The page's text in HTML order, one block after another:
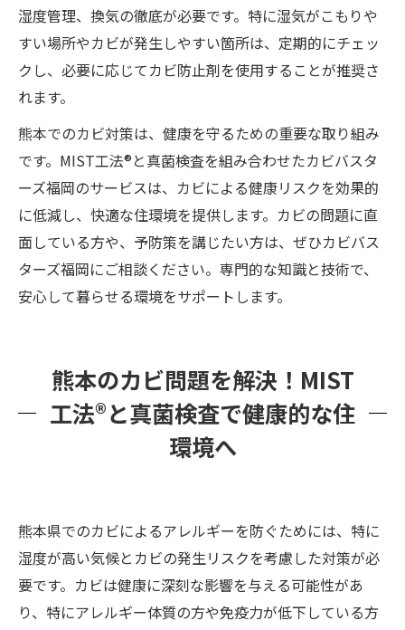
湿度管理、換気の徹底が必要です。特に湿気がこもりや
すい場所やカビが発生しやすい箇所は、定期的にチェッ
クし、必要に応じてカビ防止剤を使用することが推奨さ
れます。
熊本でのカビ対策は、健康を守るための重要な取り組み
です。MIST工法®と真菌検査を組み合わせたカビバスタ
ーズ福岡のサービスは、カビによる健康リスクを効果的
に低減し、快適な住環境を提供します。カビの問題に直
面している方や、予防策を講じたい方は、ぜひカビバス
ターズ福岡にご相談ください。専門的な知識と技術で、
安心して暮らせる環境をサポートします。
熊本のカビ問題を解決！MIST
工法®と真菌検査で健康的な住
環境へ
熊本県でのカビによるアレルギーを防ぐためには、特に
湿度が高い気候とカビの発生リスクを考慮した対策が必
要です。カビは健康に深刻な影響を与える可能性があ
り、特にアレルギー体質の方や免疫力が低下している方